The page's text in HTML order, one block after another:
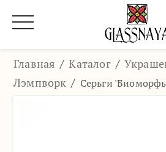
Главная / Каталог /
Лэмпворк / Серьги